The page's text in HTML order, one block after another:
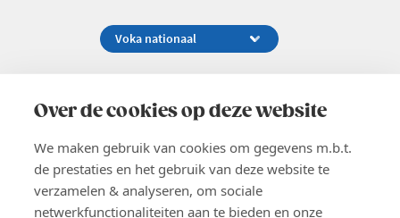
Over de cookies op deze website
We maken gebruik van cookies om gegevens m.b.t.
de prestaties en het gebruik van deze website te
verzamelen & analyseren, om sociale
netwerkfunctionaliteiten aan te bieden en onze
02 229 81 11